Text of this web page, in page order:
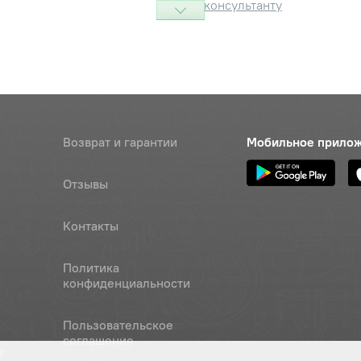
консультанту
консультанту
Наличие
распределения)
Обратитесь к
Возврат и гарантии
Отзывы
Контакты
Политика
конфиденциальности
Пользовательское
соглашение
Мобильное